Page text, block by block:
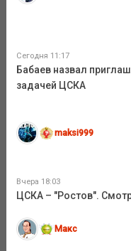
Сегодня 11:17
Бабаев назвал
задачей ЦСКА
maksi999
Вчера 18:03
ЦСКА – "Ростов".
Макс